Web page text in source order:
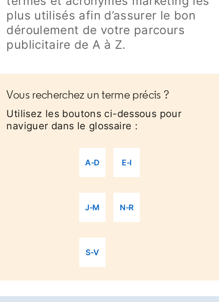
plus utilisés afin d’assurer le bon
déroulement de votre parcours
publicitaire de A à Z.
Vous recherchez un terme précis ?
Utilisez les boutons ci-dessous pour
naviguer dans le glossaire :
A-D E-I
J-M N-R
S-V